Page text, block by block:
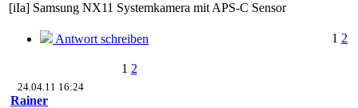
[iIa] Samsung NX11 Systemkamera mit APS-C Sensor
Antwort schreiben 1 2
1 2
24.04.11 16:24
Rainer